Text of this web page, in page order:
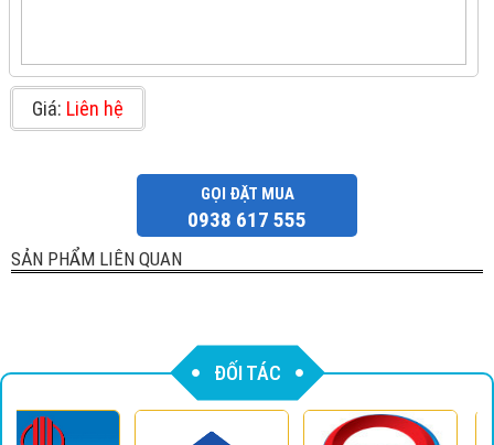
Giá: Liên hệ
GỌI ĐẶT MUA
0938 617 555
SẢN PHẨM LIÊN QUAN
ĐỐI TÁC